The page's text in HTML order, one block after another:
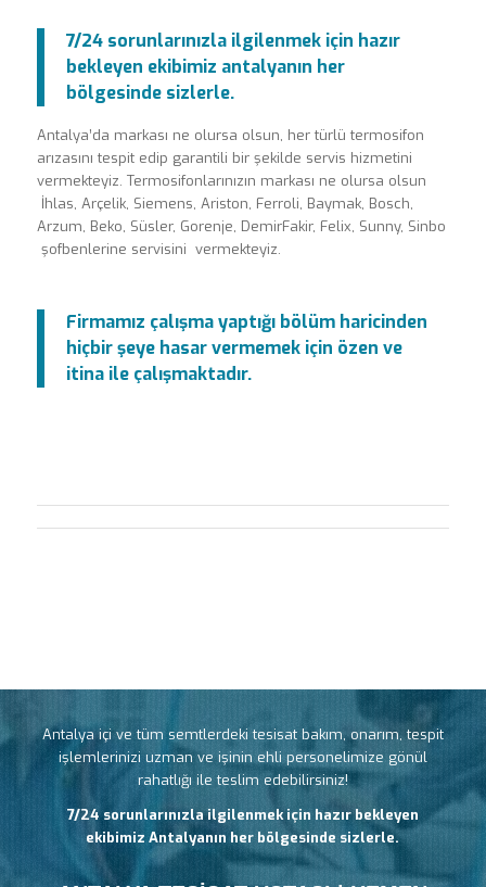
7/24 sorunlarınızla ilgilenmek için hazır
bekleyen ekibimiz antalyanın her
bölgesinde sizlerle.
Antalya’da markası ne olursa olsun, her türlü termosifon
arızasını tespit edip garantili bir şekilde servis hizmetini
vermekteyiz. Termosifonlarınızın markası ne olursa olsun
İhlas, Arçelik, Siemens, Ariston, Ferroli, Baymak, Bosch,
Arzum, Beko, Süsler, Gorenje, DemirFakir, Felix, Sunny, Sinbo
şofbenlerine servisini vermekteyiz.
Firmamız çalışma yaptığı bölüm haricinden
hiçbir şeye hasar vermemek için özen ve
itina ile çalışmaktadır.
Antalya içi ve tüm semtlerdeki tesisat bakım, onarım, tespit
işlemlerinizi uzman ve işinin ehli personelimize gönül
rahatlığı ile teslim edebilirsiniz!
7/24 sorunlarınızla ilgilenmek için hazır bekleyen
ekibimiz Antalyanın her bölgesinde sizlerle.